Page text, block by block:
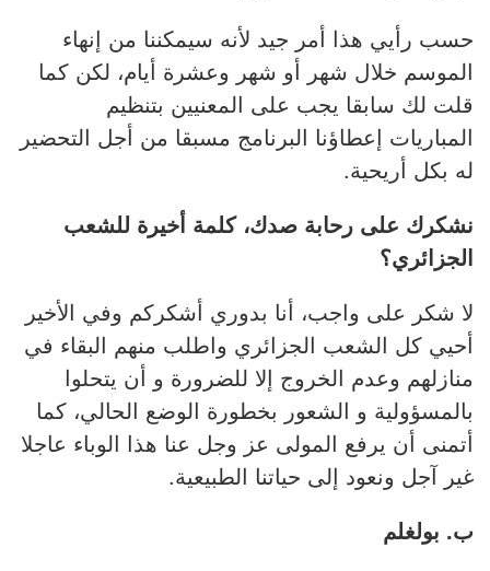
حسب رأيي هذا أمر جيد لأنه سيمكننا من إنهاء
الموسم خلال شهر أو شهر وعشرة أيام، لكن كما
قلت لك سابقا يجب على المعنيين بتنظيم
المباريات إعطاؤنا البرنامج مسبقا من أجل التحضير
له بكل أريحية.
نشكرك على رحابة صدك، كلمة أخيرة للشعب
الجزائري؟
لا شكر على واجب، أنا بدوري أشكركم وفي الأخير
أحيي كل الشعب الجزائري واطلب منهم البقاء في
منازلهم وعدم الخروج إلا للضرورة و أن يتحلوا
بالمسؤولية و الشعور بخطورة الوضع الحالي، كما
أتمنى أن يرفع المولى عز وجل عنا هذا الوباء عاجلا
غير آجل ونعود إلى حياتنا الطبيعية.
ب. بولغلم